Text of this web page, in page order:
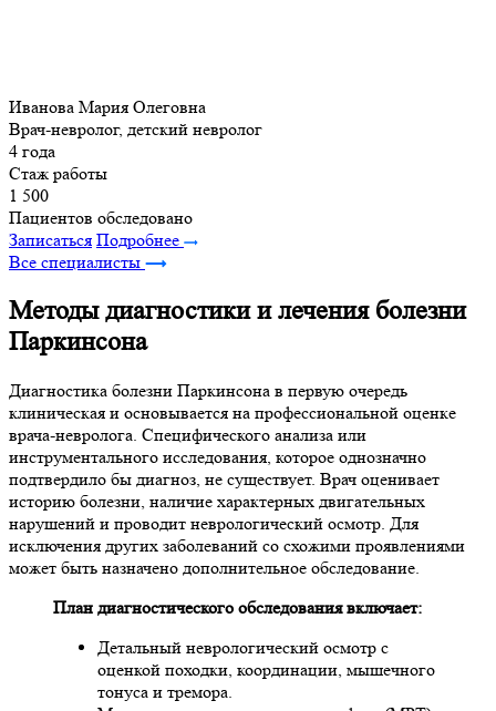
Иванова Мария Олеговна
Врач-невролог, детский невролог
4 года
Стаж работы
1 500
Пациентов обследовано
Записаться Подробнее
Все специалисты
Методы диагностики и лечения болезни
Паркинсона
Диагностика болезни Паркинсона в первую очередь
клиническая и основывается на профессиональной оценке
врача-невролога. Специфического анализа или
инструментального исследования, которое однозначно
подтвердило бы диагноз, не существует. Врач оценивает
историю болезни, наличие характерных двигательных
нарушений и проводит неврологический осмотр. Для
исключения других заболеваний со схожими проявлениями
может быть назначено дополнительное обследование.
План диагностического обследования включает:
Детальный неврологический осмотр с
оценкой походки, координации, мышечного
тонуса и тремора.